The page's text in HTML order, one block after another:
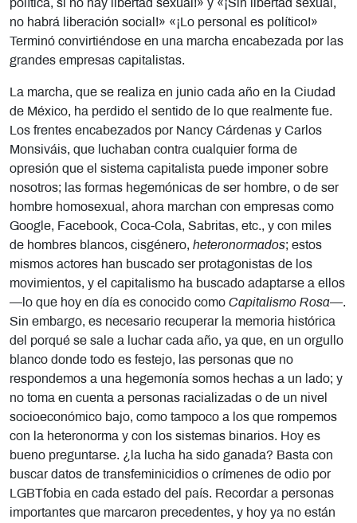
política, si no hay libertad sexual!» y «¡Sin libertad sexual,
no habrá liberación social!» «¡Lo personal es político!»
Terminó convirtiéndose en una marcha encabezada por las
grandes empresas capitalistas.
La marcha, que se realiza en junio cada año en la Ciudad
de México, ha perdido el sentido de lo que realmente fue.
Los frentes encabezados por Nancy Cárdenas y Carlos
Monsiváis, que luchaban contra cualquier forma de
opresión que el sistema capitalista puede imponer sobre
nosotros; las formas hegemónicas de ser hombre, o de ser
hombre homosexual, ahora marchan con empresas como
Google, Facebook, Coca-Cola, Sabritas, etc., y con miles
de hombres blancos, cisgénero, heteronormados; estos
mismos actores han buscado ser protagonistas de los
movimientos, y el capitalismo ha buscado adaptarse a ellos
—lo que hoy en día es conocido como Capitalismo Rosa—.
Sin embargo, es necesario recuperar la memoria histórica
del porqué se sale a luchar cada año, ya que, en un orgullo
blanco donde todo es festejo, las personas que no
respondemos a una hegemonía somos hechas a un lado; y
no toma en cuenta a personas racializadas o de un nivel
socioeconómico bajo, como tampoco a los que rompemos
con la heteronorma y con los sistemas binarios. Hoy es
bueno preguntarse. ¿la lucha ha sido ganada? Basta con
buscar datos de transfeminicidios o crímenes de odio por
LGBTfobia en cada estado del país. Recordar a personas
importantes que marcaron precedentes, y hoy ya no están